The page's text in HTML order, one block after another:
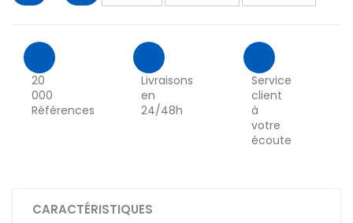
20
000
Références
Livraisons
en
24/48h
Service
client
à
votre
écoute
CARACTÉRISTIQUES